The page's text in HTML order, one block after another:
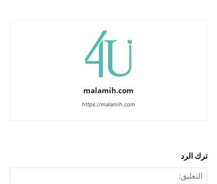
malamih.com
https://malamih.com
ترك الرد